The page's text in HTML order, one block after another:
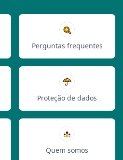
Perguntas frequentes
Proteção de dados
Quem somos